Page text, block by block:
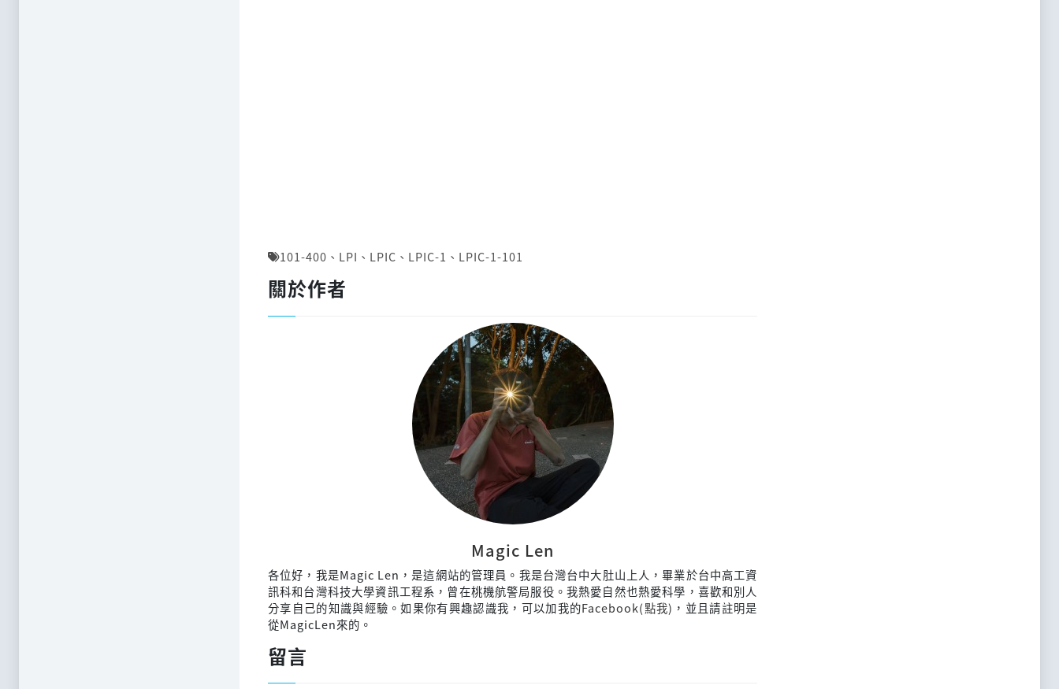
101-400 、 LPI 、 LPIC 、 LPIC-1 、 LPIC-1-101
關於作者
Magic Len
各位好，我是Magic Len，是這網站的管理員。我是台灣台中大肚山上人，畢業於台中高工資
訊科和台灣科技大學資訊工程系，曾在桃機航警局服役。我熱愛自然也熱愛科學，喜歡和別人
分享自己的知識與經驗。如果你有興趣認識我，可以加我的Facebook(點我) ，並且請註明是
從MagicLen來的。
留言